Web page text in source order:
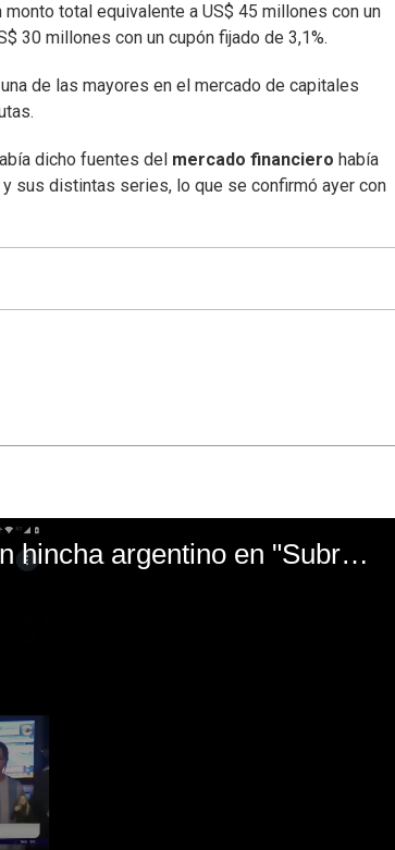
total equivalente a US$ 45 millones con un
30 millones con un cupón fijado de 3,1%.
de las mayores en el mercado de capitales
dicho fuentes del mercado financiero había
sus distintas series, lo que se confirmó ayer con
El mal momento de Yanina Gasañol con un hincha argentino en "Subrayado"